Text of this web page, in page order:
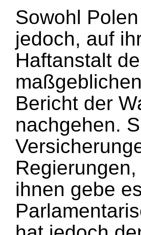
Sowohl
jedoch, auf
Haftanstalt
Bericht der
nachgehen.
ihnen gebe